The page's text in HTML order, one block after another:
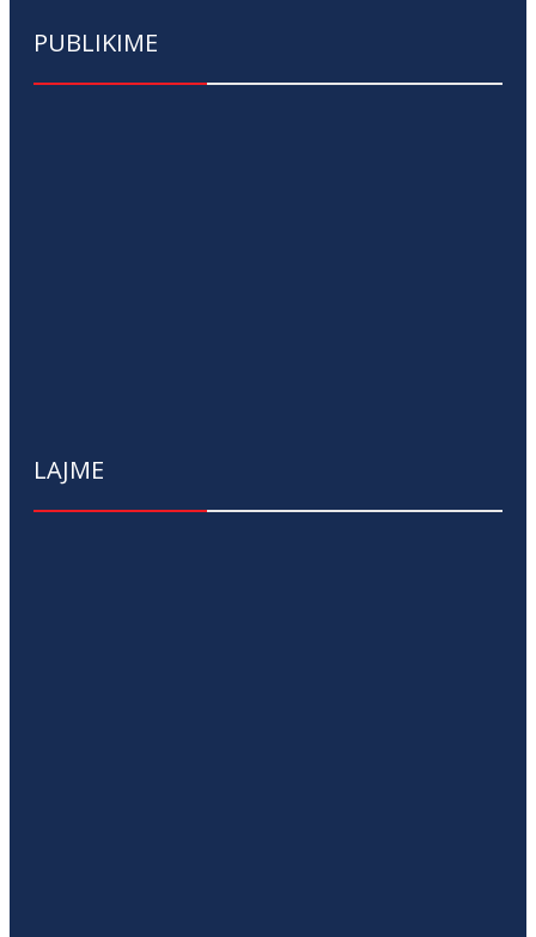
PUBLIKIME
LAJME